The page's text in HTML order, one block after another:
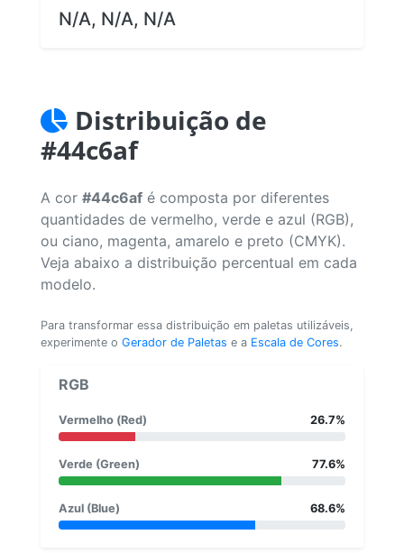
N/A, N/A, N/A
Distribuição de
#44c6af
A cor #44c6af é composta por diferentes
quantidades de vermelho, verde e azul (RGB),
ou ciano, magenta, amarelo e preto (CMYK).
Veja abaixo a distribuição percentual em cada
modelo.
Para transformar essa distribuição em paletas utilizáveis,
experimente o Gerador de Paletas e a Escala de Cores.
RGB
Vermelho (Red) 26.7%
Verde (Green) 77.6%
Azul (Blue) 68.6%